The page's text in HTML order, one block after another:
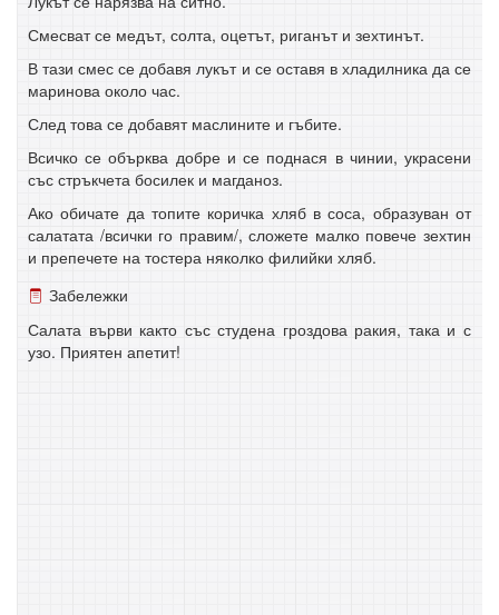
Смесват се медът, солта, оцетът, риганът и зехтинът.
В тази смес се добавя лукът и се оставя в хладилника да се
маринова около час.
След това се добавят маслините и гъбите.
Всичко се обърква добре и се поднася в чинии, украсени
със стръкчета босилек и магданоз.
Ако обичате да топите коричка хляб в соса, образуван от
салатата /всички го правим/, сложете малко повече зехтин
и препечете на тостера няколко филийки хляб.
Забележки
Салата върви както със студена гроздова ракия, така и с
узо. Приятен апетит!